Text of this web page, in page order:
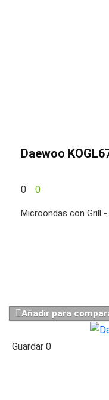
Daewoo
0 0
Microondas con Grill
Añadir para
Guardar 0